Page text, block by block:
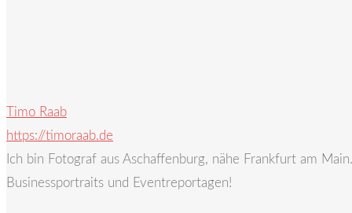
Timo Raab
https://timoraab.de
Ich bin Fotograf aus Aschaffenburg, nähe Frankfurt am
Businessportraits und Eventreportagen!